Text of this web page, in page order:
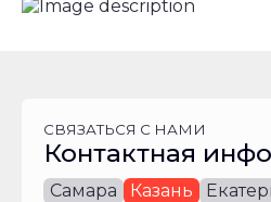
СВЯЗАТЬСЯ С НАМИ
Контактная
Самара Казань